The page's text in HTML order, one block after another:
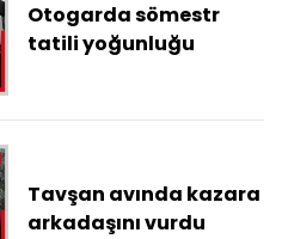
Otogarda sömestr
tatili yoğunluğu
Tavşan avında kazara
arkadaşını vurdu